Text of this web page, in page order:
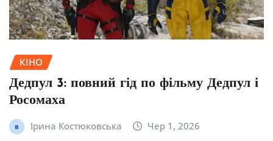
КІНО
Дедпул 3: повний гід по фільму Дедпул і
Росомаха
Ірина Костюковська Чер 1, 2026